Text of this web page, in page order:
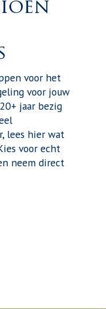
voor het
voor jouw
jaar bezig
lees hier wat
voor echt
neem direct